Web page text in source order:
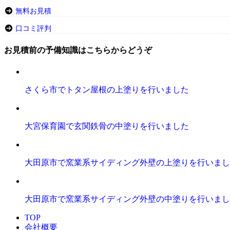
無料お見積
口コミ評判
お見積前の予備知識はこちらからどうぞ
さくら市でトタン屋根の上塗りを行いました
大宮保育園で玄関鉄骨の中塗りを行いました
大田原市で窯業系サイディング外壁の上塗りを行いま
大田原市で窯業系サイディング外壁の中塗りを行いま
TOP
会社概要